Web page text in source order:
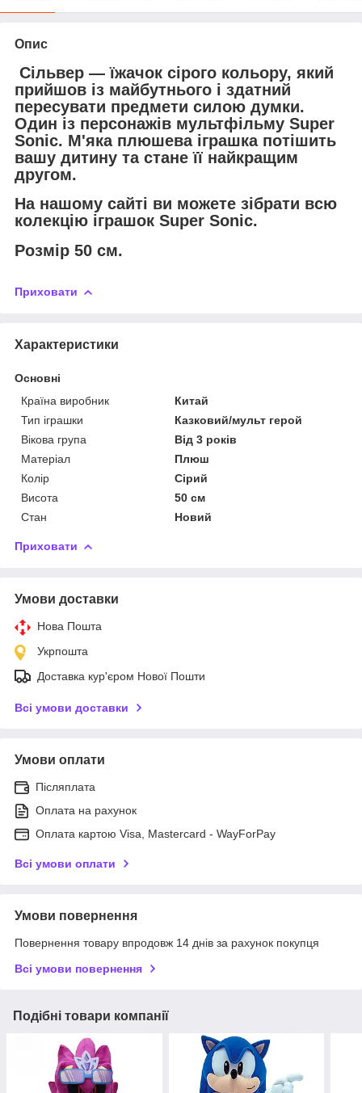
Опис
Сільвер — їжачок сірого кольору, який
прийшов із майбутнього і здатний
пересувати предмети силою думки.
Один із персонажів мультфільму Super
Sonic. М'яка плюшева іграшка потішить
вашу дитину та стане її найкращим
другом.
На нашому сайті ви можете зібрати всю
колекцію іграшок Super Sonic.
Розмір 50 см.
Приховати
Характеристики
Основні
Країна виробник
Китай
Тип іграшки
Казковий/мульт герой
Вікова група
Від 3 років
Матеріал
Плюш
Колір
Сірий
Висота
50 см
Стан
Новий
Приховати
Умови доставки
Нова Пошта
Укрпошта
Доставка кур'єром Нової Пошти
Всі умови доставки
Умови оплати
Післяплата
Оплата на рахунок
Оплата картою Visa, Mastercard - WayForPay
Всі умови оплати
Умови повернення
Повернення товару впродовж 14 днів за рахунок покупця
Всі умови повернення
Подібні товари компанії